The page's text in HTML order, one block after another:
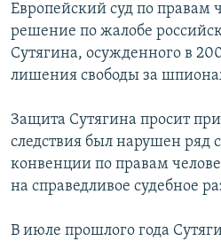
Европейский суд по правам
решение по жалобе
Сутягина, осужденного в
лишения свободы за
Защита Сутягина просит
следствия был нарушен ряд
конвенции по правам
на справедливое судебное
В июле прошлого года